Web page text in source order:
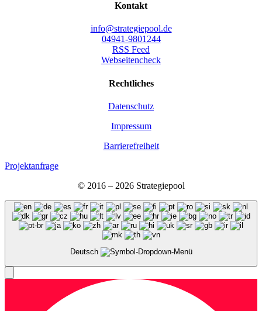
Kon­takt
info@strategiepool.de
04941-9801244
RSS Feed
Webseitencheck
Recht­li­ches
Daten­schutz
Impres­sum
Bar­rie­re­frei­heit
Projektanfrage
© 2016 – 2026 Stra­te­gie­pool
Deutsch